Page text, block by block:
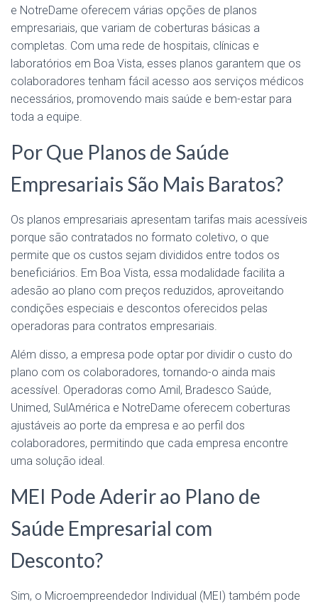
e NotreDame oferecem várias opções de planos
empresariais, que variam de coberturas básicas a
completas. Com uma rede de hospitais, clínicas e
laboratórios em Boa Vista, esses planos garantem que os
colaboradores tenham fácil acesso aos serviços médicos
necessários, promovendo mais saúde e bem-estar para
toda a equipe.
Por Que Planos de Saúde
Empresariais São Mais Baratos?
Os planos empresariais apresentam tarifas mais acessíveis
porque são contratados no formato coletivo, o que
permite que os custos sejam divididos entre todos os
beneficiários. Em Boa Vista, essa modalidade facilita a
adesão ao plano com preços reduzidos, aproveitando
condições especiais e descontos oferecidos pelas
operadoras para contratos empresariais.
Além disso, a empresa pode optar por dividir o custo do
plano com os colaboradores, tornando-o ainda mais
acessível. Operadoras como Amil, Bradesco Saúde,
Unimed, SulAmérica e NotreDame oferecem coberturas
ajustáveis ao porte da empresa e ao perfil dos
colaboradores, permitindo que cada empresa encontre
uma solução ideal.
MEI Pode Aderir ao Plano de
Saúde Empresarial com
Desconto?
Sim, o Microempreendedor Individual (MEI) também pode